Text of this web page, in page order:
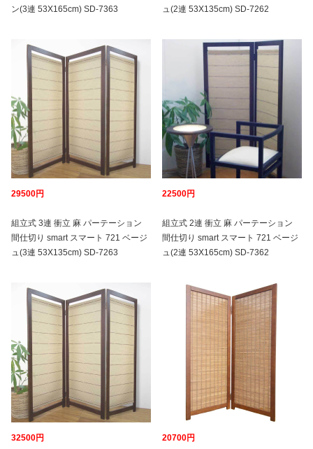
ン(3連 53X165cm) SD-7363
ュ(2連 53X135cm) SD-7262
29500円
組立式 3連 衝立 麻 パーテーション
間仕切り smart スマート 721 ベージ
ュ(3連 53X135cm) SD-7263
22500円
組立式 2連 衝立 麻 パーテーション
間仕切り smart スマート 721 ベージ
ュ(2連 53X165cm) SD-7362
32500円 20700円